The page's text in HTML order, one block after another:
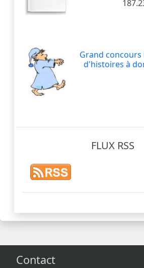
Grand
d'histoires à
FLUX RSS
Contact